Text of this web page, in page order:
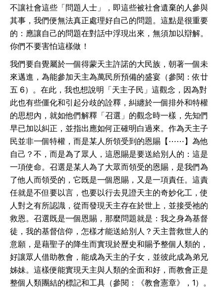
不讓社會這些「問題人士」，即這些被社會遺棄的人參與
其事，我們便無法真正處理好自己的問題。這點是很重要
的：應讓自己的問題在對話中浮現出來，無須加以辯解。
你們不要害怕這樣做！
我們要自覺屬於一個得蒙天主許諾的大民族，朝著一個未
來邁進，為能參加天主為萬民所預備的盛宴（參閱：依廿
五 6）。在此，我也想說明「天主子民」這觀念，因為對
此也有些僵化和引起分歧的詮釋，糾纏於一個排外和特權
的思想內，就如他們解釋「召選」的觀念時一樣，先知們
早已加以糾正，並指出應如何正確明白過來。作為天主子
民並非一個特權，而是某人所領受到的恩賜【⋯⋯】為他
自己？不，而是為了眾人，這恩賜是要送給別人的：這是
一項使命。召選是某人為了大眾而領受的恩賜，是我們為
了他人而領受的，它既是一個恩賜，又是一項責任。這責
任就是不但要以言，也要以行去見證天主的奇妙化工，使
人對之有所認識，從而發現天主存在於世上，並接受祂的
救恩。召選既是一個恩賜，那麼問題就是：我之身為基督
徒，我的基督信仰，怎樣才能送給別人？天主普救世人的
意願，是藉聖子的降生而實現於歷史和賜予整個人類的，
好讓眾人借助教會，能成為天主的子女，並彼此成為弟兄
姊妹。這樣便能實現天主與人類的全面和好，而教會正是
整個人類團結的標記和工具（參閱：《教會憲章》，1）。